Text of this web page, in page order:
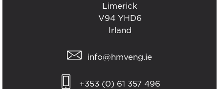
Limerick
V94 YHD6
Irland
info@hmveng.ie
+353 (0) 61 357 496